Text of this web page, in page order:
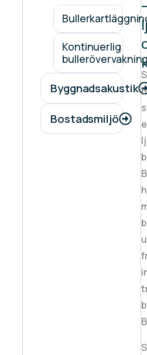
Kontinuerlig
Byggnadsakustik
Bostadsmiljö